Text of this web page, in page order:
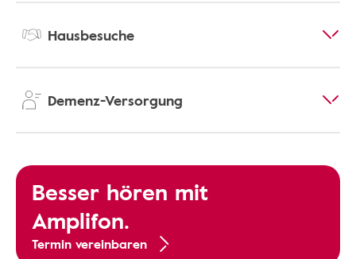
Hausbesuche
Demenz-Versorgung
Besser hören mit
Amplifon.
Termin vereinbaren